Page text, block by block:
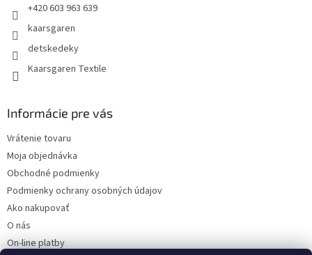
+420 603 963 639
kaarsgaren
detskedeky
Kaarsgaren Textile
Informácie pre vás
Vrátenie tovaru
Moja objednávka
Obchodné podmienky
Podmienky ochrany osobných údajov
Ako nakupovať
O nás
On-line platby